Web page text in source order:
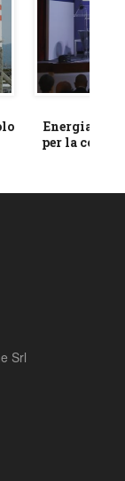
Energia e
per la
Srl